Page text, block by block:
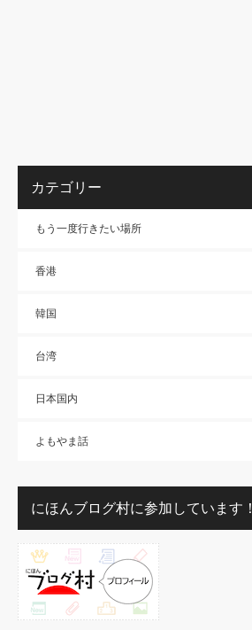
カテゴリー
もう一度行きたい場所
香港
韓国
台湾
日本国内
よもやま話
にほんブログ村に参加しています！